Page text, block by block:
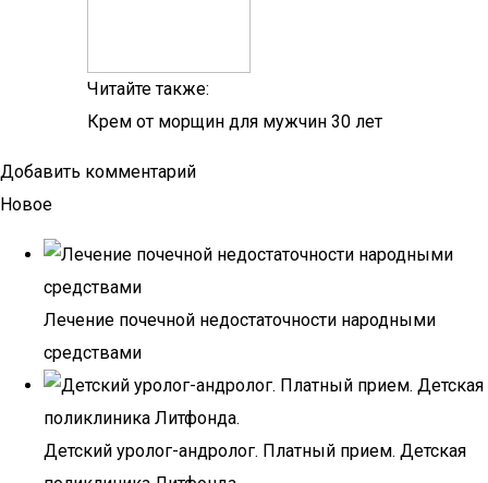
Читайте также:
Крем от морщин для мужчин 30 лет
Добавить комментарий
Новое
Лечение почечной недостаточности народными
средствами
Детский уролог-андролог. Платный прием. Детская